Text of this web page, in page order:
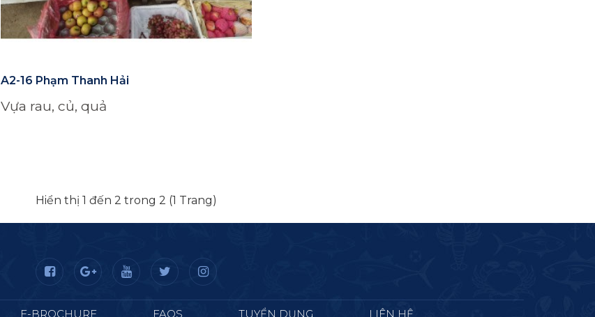
A2-16 Phạm Thanh Hải
Vựa rau, củ, quả
Hiển thị 1 đến 2 trong 2 (1 Trang)
E-BROCHURE FAQS TUYỂN DỤNG LIÊN HỆ